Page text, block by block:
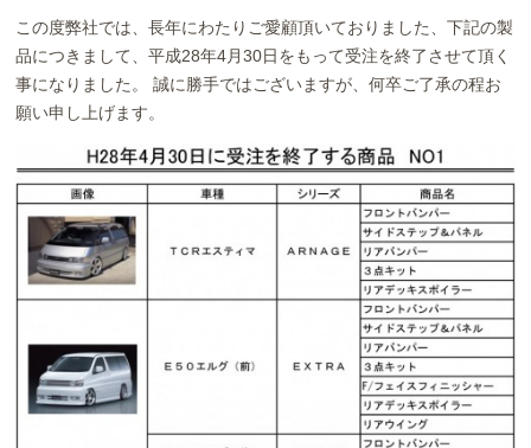
Movies
ムービー
よくあるご質問
Contact us
お問い合わせ
この度弊社では、長年にわたりご愛顧頂いておりました、下記の製
品につきまして、平成28年4月30日をもって受注を終了させて頂く
事になりました。 誠に勝手ではございますが、何卒ご了承の程お
願い申し上げます。